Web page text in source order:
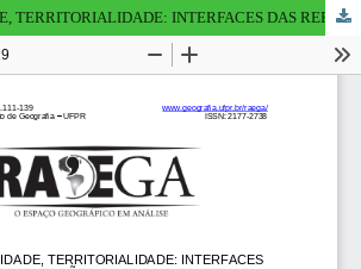
ESPIRITUALIDADE, TERRITORIALIDADE: INTERFACES DAS REPRESENTAÇÕES CULTURAIS COLETIVAS INDÍGENAS